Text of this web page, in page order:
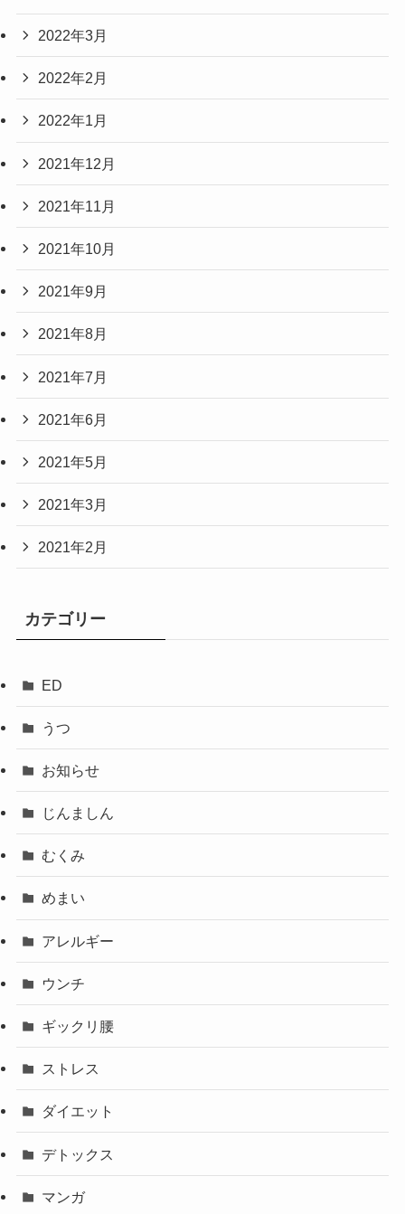
2022年3月
2022年2月
2022年1月
2021年12月
2021年11月
2021年10月
2021年9月
2021年8月
2021年7月
2021年6月
2021年5月
2021年3月
2021年2月
カテゴリー
ED
うつ
お知らせ
じんましん
むくみ
めまい
アレルギー
ウンチ
ギックリ腰
ストレス
ダイエット
デトックス
マンガ